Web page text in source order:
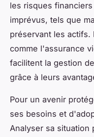
les risques
imprévus, tels que
préservant les
comme l'assurance
facilitent la gestion
grâce à leurs
Pour un avenir
ses besoins et
Analyser sa situation